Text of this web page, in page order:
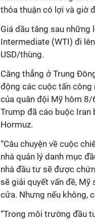
thỏa thuận có lợi và giờ
Giá dầu tăng sau những
Intermediate (WTI) đi
USD/thùng.
Căng thẳng ở Trung
động các cuộc tấn công
của quân đội Mỹ hôm 8/
Trump đã cáo buộc
Hormuz.
“Câu chuyện về cuộc
nhà quản lý danh mục
nhà đầu tư sẽ được
sẽ giải quyết vấn đề,
cửa. Nhưng nếu không,
“Trong môi trường đầu